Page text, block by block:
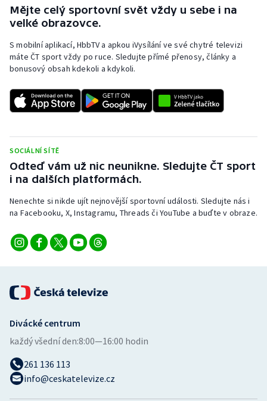
Ragby
Rychlobruslení
Rychlostní kanoistika
Short track
Stolní tenis
Triatlon
Veslování
Vodní slalom
Ostatní
Mějte celý sportovní svět vždy u sebe i na
velké obrazovce.
S mobilní aplikací, HbbTV a apkou iVysílání ve své chytré televizi
máte ČT sport vždy po ruce. Sledujte přímé přenosy, články a
bonusový obsah kdekoli a kdykoli.
SOCIÁLNÍ SÍTĚ
Odteď vám už nic neunikne. Sledujte ČT sport
i na dalších platformách.
Nenechte si nikde ujít nejnovější sportovní události. Sledujte nás i
na Facebooku, X, Instagramu, Threads či YouTube a buďte v obraze.
Divácké centrum
každý všední den:8:00—16:00 hodin
261 136 113
info@ceskatelevize.cz